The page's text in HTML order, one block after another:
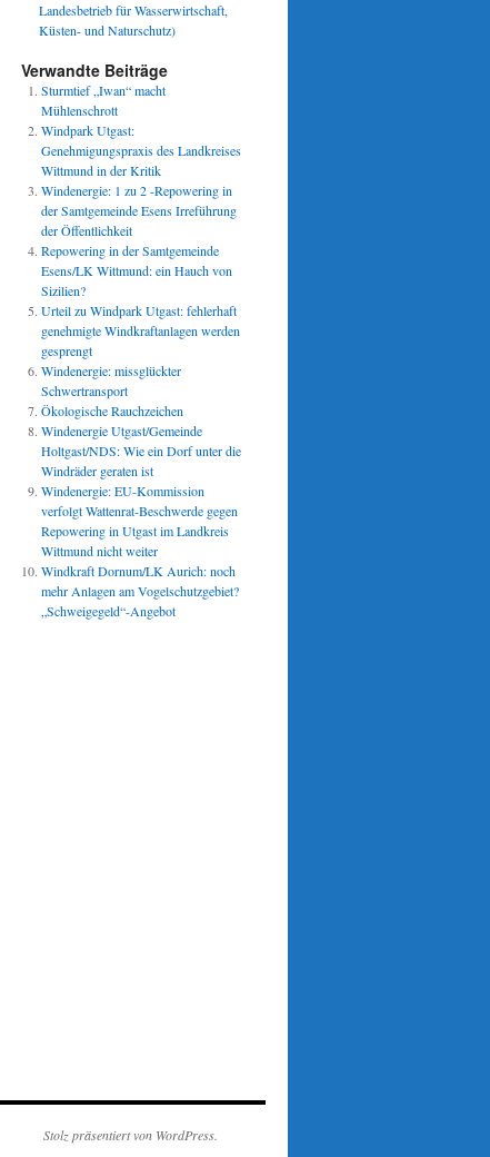
Landesbetrieb für Wasserwirtschaft,
Küsten- und Naturschutz)
Verwandte Beiträge
Sturmtief „Iwan“ macht
Mühlenschrott
Windpark Utgast:
Genehmigungspraxis des Landkreises
Wittmund in der Kritik
Windenergie: 1 zu 2 -Repowering in
der Samtgemeinde Esens Irreführung
der Öffentlichkeit
Repowering in der Samtgemeinde
Esens/LK Wittmund: ein Hauch von
Sizilien?
Urteil zu Windpark Utgast: fehlerhaft
genehmigte Windkraftanlagen werden
gesprengt
Windenergie: missglückter
Schwertransport
Ökologische Rauchzeichen
Windenergie Utgast/Gemeinde
Holtgast/NDS: Wie ein Dorf unter die
Windräder geraten ist
Windenergie: EU-Kommission
verfolgt Wattenrat-Beschwerde gegen
Repowering in Utgast im Landkreis
Wittmund nicht weiter
Windkraft Dornum/LK Aurich: noch
mehr Anlagen am Vogelschutzgebiet?
„Schweigegeld“-Angebot
Stolz präsentiert von WordPress.